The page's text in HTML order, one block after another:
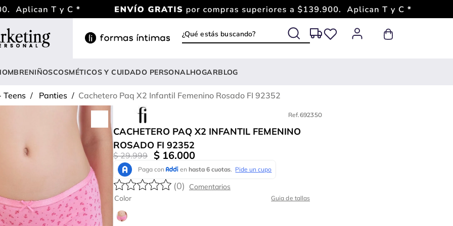
¿Qué estás buscando?
NIÑOSCOSMÉTICOS Y CUIDADO PERSONALHOGARBLOG
Teens Panties Cachetero Paq X2 Infantil Femenino Rosado FI 92352
Ref.692350
CACHETERO PAQ X2 INFANTIL FEMENINO
ROSADO FI 92352
$ 29.999 $ 16.000
(0)
Color Guia de tallas